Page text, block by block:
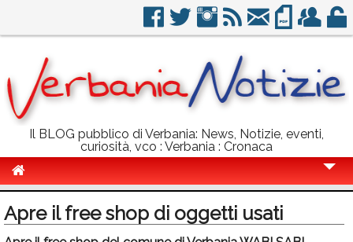
Il BLOG pubblico di Verbania: News, Notizie, eventi,
curiosità, vco : Verbania : Cronaca
Politica
Apre il free shop di oggetti usati